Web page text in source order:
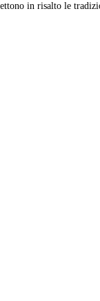
in risalto le